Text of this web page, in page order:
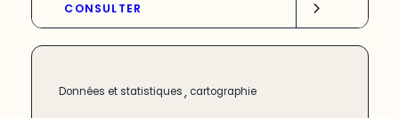
CONSULTER
Données et statistiques, cartographie